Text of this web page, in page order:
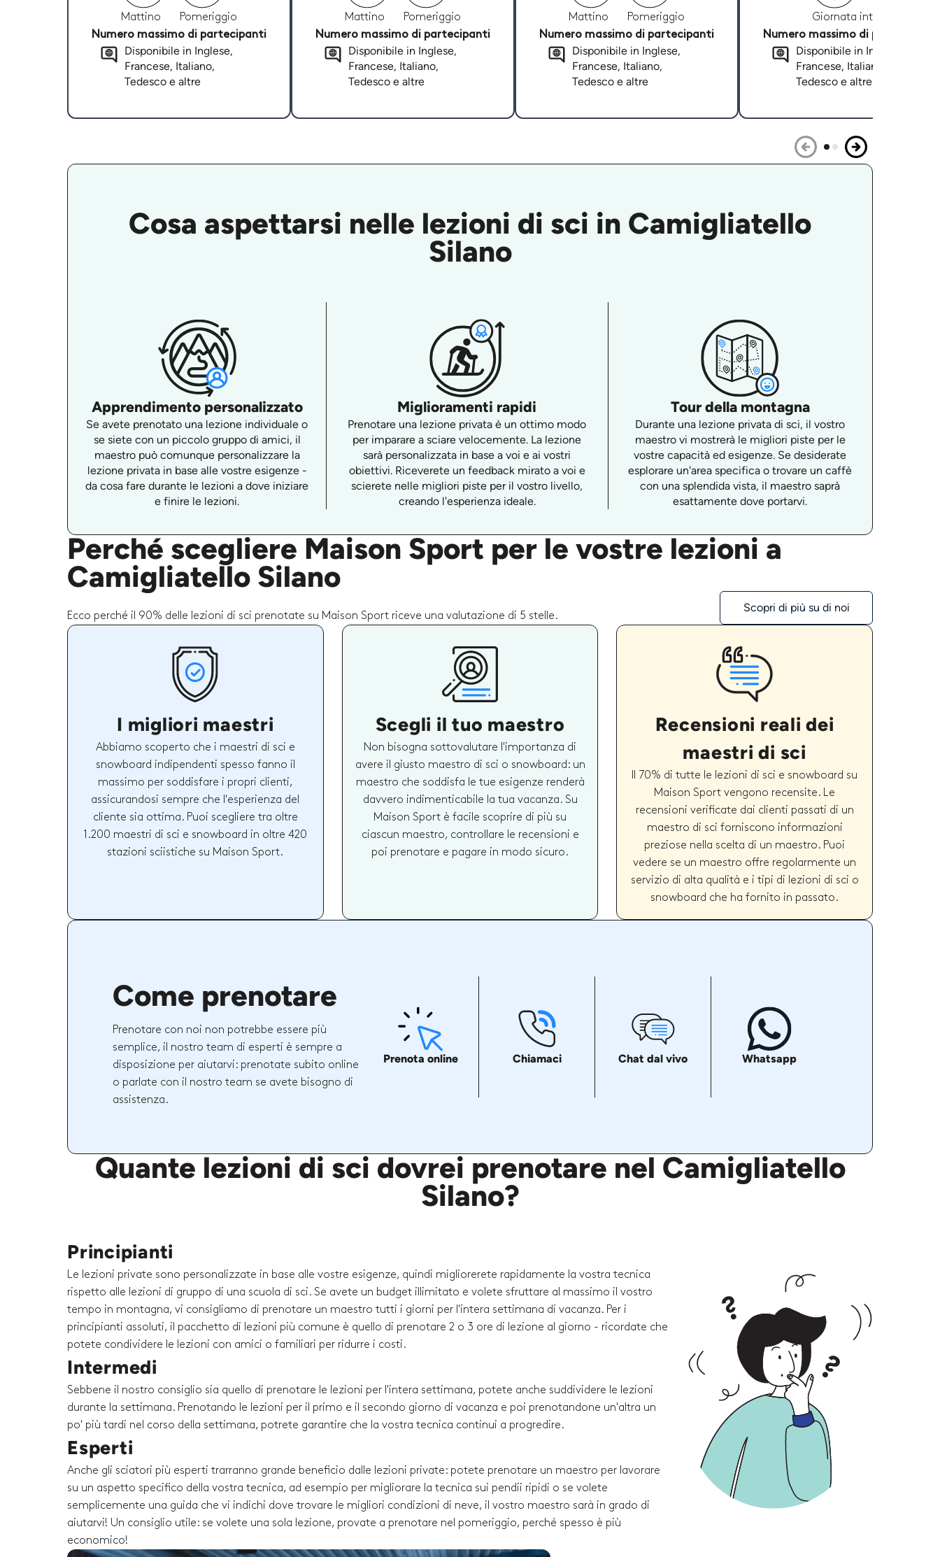
Mattino
Pomeriggio
Numero massimo di partecipanti
Disponibile in Inglese,
Francese, Italiano,
Tedesco e altre
Mattino
Pomeriggio
Numero massimo di partecipanti
Disponibile in Inglese,
Francese, Italiano,
Tedesco e altre
Mattino
Pomeriggio
Numero massimo di partecipanti
Disponibile in Inglese,
Francese, Italiano,
Tedesco e altre
Giornata intera
Numero massimo di partecipanti
Disponibile in Inglese,
Francese, Italiano,
Tedesco e altre
Cosa aspettarsi nelle lezioni di sci in Camigliatello
Silano
Apprendimento personalizzato
Se avete prenotato una lezione individuale o
se siete con un piccolo gruppo di amici, il
maestro può comunque personalizzare la
lezione privata in base alle vostre esigenze -
da cosa fare durante le lezioni a dove iniziare
e finire le lezioni.
Miglioramenti rapidi
Prenotare una lezione privata è un ottimo modo
per imparare a sciare velocemente. La lezione
sarà personalizzata in base a voi e ai vostri
obiettivi. Riceverete un feedback mirato a voi e
scierete nelle migliori piste per il vostro livello,
creando l'esperienza ideale.
Tour della montagna
Durante una lezione privata di sci, il vostro
maestro vi mostrerà le migliori piste per le
vostre capacità ed esigenze. Se desiderate
esplorare un'area specifica o trovare un caffè
con una splendida vista, il maestro saprà
esattamente dove portarvi.
Perché scegliere Maison Sport per le vostre lezioni a
Camigliatello Silano
Ecco perché il 90% delle lezioni di sci prenotate su Maison Sport riceve una valutazione di 5 stelle.
Scopri di più su di noi
I migliori maestri
Abbiamo scoperto che i maestri di sci e
snowboard indipendenti spesso fanno il
massimo per soddisfare i propri clienti,
assicurandosi sempre che l'esperienza del
cliente sia ottima. Puoi scegliere tra oltre
1.200 maestri di sci e snowboard in oltre 420
stazioni sciistiche su Maison Sport.
Scegli il tuo maestro
Non bisogna sottovalutare l'importanza di
avere il giusto maestro di sci o snowboard: un
maestro che soddisfa le tue esigenze renderà
davvero indimenticabile la tua vacanza. Su
Maison Sport è facile scoprire di più su
ciascun maestro, controllare le recensioni e
poi prenotare e pagare in modo sicuro.
Recensioni reali dei
maestri di sci
Il 70% di tutte le lezioni di sci e snowboard su
Maison Sport vengono recensite. Le
recensioni verificate dai clienti passati di un
maestro di sci forniscono informazioni
preziose nella scelta di un maestro. Puoi
vedere se un maestro offre regolarmente un
servizio di alta qualità e i tipi di lezioni di sci o
snowboard che ha fornito in passato.
Come prenotare
Prenotare con noi non potrebbe essere più
semplice, il nostro team di esperti è sempre a
disposizione per aiutarvi: prenotate subito online
o parlate con il nostro team se avete bisogno di
assistenza.
Prenota online Chiamaci Chat dal vivo Whatsapp
Quante lezioni di sci dovrei prenotare nel Camigliatello
Silano?
Principianti
Le lezioni private sono personalizzate in base alle vostre esigenze, quindi migliorerete rapidamente la vostra tecnica
rispetto alle lezioni di gruppo di una scuola di sci. Se avete un budget illimitato e volete sfruttare al massimo il vostro
tempo in montagna, vi consigliamo di prenotare un maestro tutti i giorni per l'intera settimana di vacanza. Per i
principianti assoluti, il pacchetto di lezioni più comune è quello di prenotare 2 o 3 ore di lezione al giorno - ricordate che
potete condividere le lezioni con amici o familiari per ridurre i costi.
Intermedi
Sebbene il nostro consiglio sia quello di prenotare le lezioni per l'intera settimana, potete anche suddividere le lezioni
durante la settimana. Prenotando le lezioni per il primo e il secondo giorno di vacanza e poi prenotandone un'altra un
po' più tardi nel corso della settimana, potrete garantire che la vostra tecnica continui a progredire.
Esperti
Anche gli sciatori più esperti trarranno grande beneficio dalle lezioni private: potete prenotare un maestro per lavorare
su un aspetto specifico della vostra tecnica, ad esempio per migliorare la tecnica sui pendii ripidi o se volete
semplicemente una guida che vi indichi dove trovare le migliori condizioni di neve, il vostro maestro sarà in grado di
aiutarvi! Un consiglio utile: se volete una sola lezione, provate a prenotare nel pomeriggio, perché spesso è più
economico!